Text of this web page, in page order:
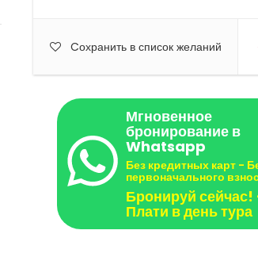
Cохранить в список желаний
Мгновенное
бронирование в
Whatsapp
Без кредитных карт -
первоначального
Бронируй сейчас!
Плати в день тура